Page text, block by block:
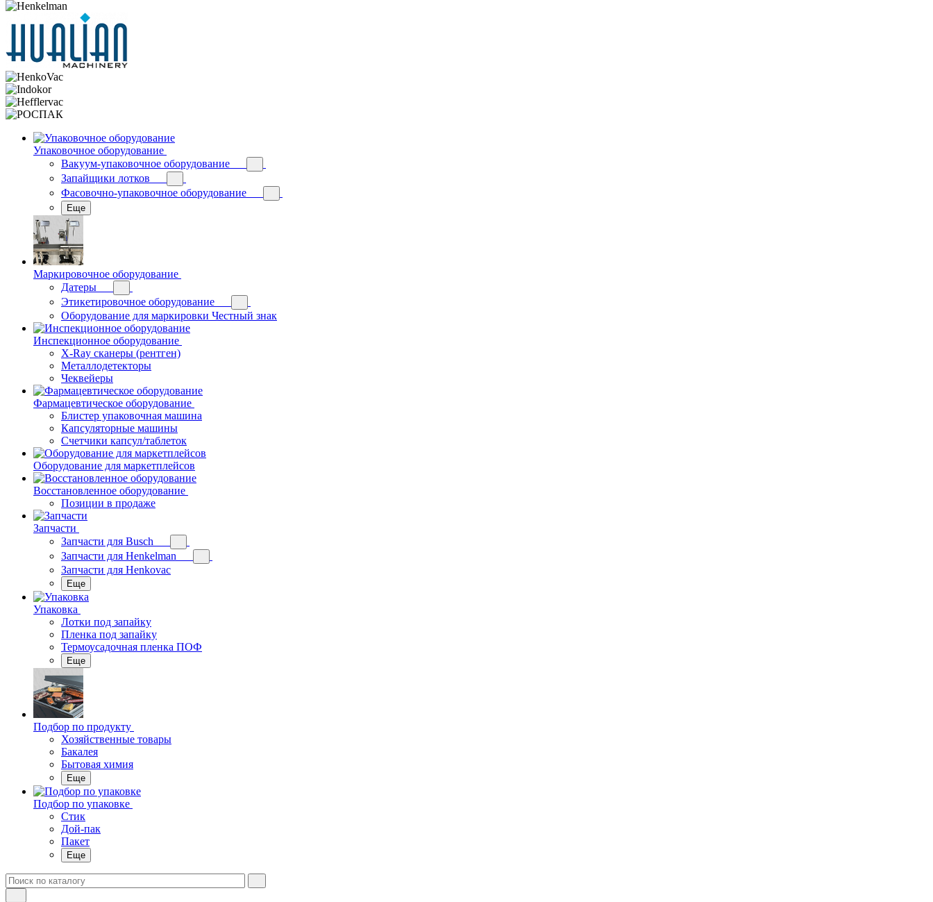
Упаковочное оборудование
Вакуум-упаковочное оборудование
Запайщики лотков
Фасовочно-упаковочное оборудование
Еще
Маркировочное оборудование
Датеры
Этикетировочное оборудование
Оборудование для маркировки Честный знак
Инспекционное оборудование
X-Ray сканеры (рентген)
Металлодетекторы
Чеквейеры
Фармацевтическое оборудование
Блистер упаковочная машина
Капсуляторные машины
Счетчики капсул/таблеток
Оборудование для маркетплейсов
Восстановленное оборудование
Позиции в продаже
Запчасти
Запчасти для Busch
Запчасти для Henkelman
Запчасти для Henkovac
Еще
Упаковка
Лотки под запайку
Пленка под запайку
Термоусадочная пленка ПОФ
Еще
Подбор по продукту
Хозяйственные товары
Бакалея
Бытовая химия
Еще
Подбор по упаковке
Стик
Дой-пак
Пакет
Еще